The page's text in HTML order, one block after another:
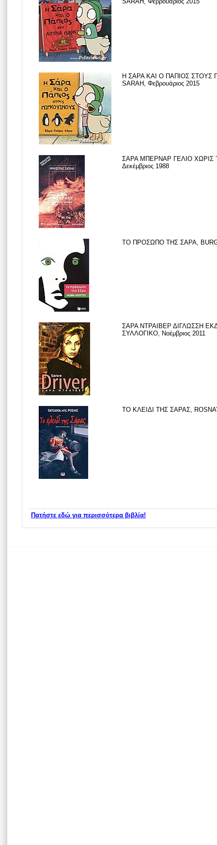
Η ΣΑΡΑ ΚΑΙ Ο ΠΑΠΙΟΣ ΣΤΟΥΣ
SARAH, Φεβρουάριος 2015
ΣΑΡΑ ΜΠΕΡΝΑΡ ΓΕΛΙΟ ΧΩΡΙΣ
Δεκέμβριος 1988
ΤΟ ΠΡΟΣΩΠΟ ΤΗΣ ΣΑΡΑ,
ΣΑΡΑ ΝΤΡΑΙΒΕΡ ΔΙΓΛΩΣΣΗ
ΣΥΛΛΟΓΙΚΟ, Νοέμβριος 2011
ΤΟ ΚΛΕΙΔΙ ΤΗΣ ΣΑΡΑΣ,
Πατήστε εδώ για περισσότερα βιβλία!